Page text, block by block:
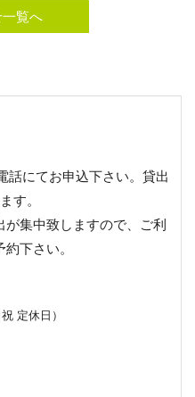
覧へ
話にてお申込下さい。貸出
す。
集中致しますので、ご利
下さい。
定休日）